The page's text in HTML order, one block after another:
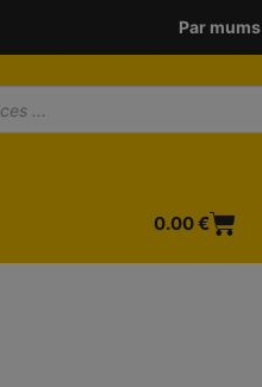
Par mums
0.00€